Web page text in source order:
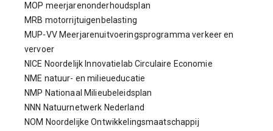
MOP meerjarenonderhoudsplan
MRB motorrijtuigenbelasting
MUP-VV Meerjarenuitvoeringsprogramma verkeer en
vervoer
NICE Noordelijk Innovatielab Circulaire Economie
NME natuur- en milieueducatie
NMP Nationaal Milieubeleidsplan
NNN Natuurnetwerk Nederland
NOM Noordelijke Ontwikkelingsmaatschappij